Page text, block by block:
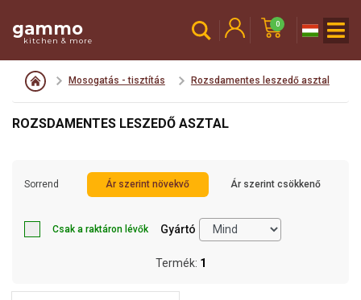
gammo
kitchen & more
0
Mosogatás - tisztítás Rozsdamentes leszedő asztal
ROZSDAMENTES LESZEDŐ ASZTAL
Sorrend Ár szerint növekvő Ár szerint csökkenő
Csak a raktáron lévők Gyártó
Termék: 1